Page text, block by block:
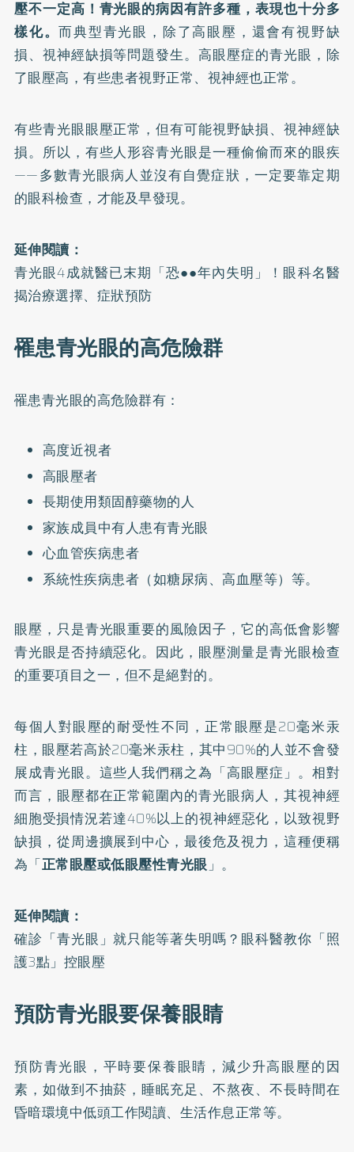
壓不一定高！青光眼的病因有許多種，表現也十分多
樣化。而典型青光眼，除了高眼壓，還會有視野缺
損、視神經缺損等問題發生。高眼壓症的青光眼，除
了眼壓高，有些患者視野正常、視神經也正常。
有些青光眼眼壓正常，但有可能視野缺損、視神經缺
損。所以，有些人形容青光眼是一種偷偷而來的眼疾
——多數青光眼病人並沒有自覺症狀，一定要靠定期
的眼科檢查，才能及早發現。
延伸閱讀：
青光眼4成就醫已末期「恐●●年內失明」！眼科名醫
揭治療選擇、症狀預防
罹患青光眼的高危險群
罹患青光眼的高危險群有：
高度近視者
高眼壓者
長期使用類固醇藥物的人
家族成員中有人患有青光眼
心血管疾病患者
系統性疾病患者（如糖尿病、高血壓等）等。
眼壓，只是青光眼重要的風險因子，它的高低會影響
青光眼是否持續惡化。因此，眼壓測量是青光眼檢查
的重要項目之一，但不是絕對的。
每個人對眼壓的耐受性不同，正常眼壓是20毫米汞
柱，眼壓若高於20毫米汞柱，其中90%的人並不會發
展成青光眼。這些人我們稱之為「高眼壓症」。相對
而言，眼壓都在正常範圍內的青光眼病人，其視神經
細胞受損情況若達40%以上的視神經惡化，以致視野
缺損，從周邊擴展到中心，最後危及視力，這種便稱
為「正常眼壓或低眼壓性青光眼 」。
延伸閱讀：
確診「青光眼」就只能等著失明嗎？眼科醫教你「照
護3點」控眼壓
預防青光眼要保養眼睛
預防青光眼，平時要保養眼睛，減少升高眼壓的因
素，如做到不抽菸，睡眠充足、不熬夜、不長時間在
昏暗環境中低頭工作閱讀、生活作息正常等。